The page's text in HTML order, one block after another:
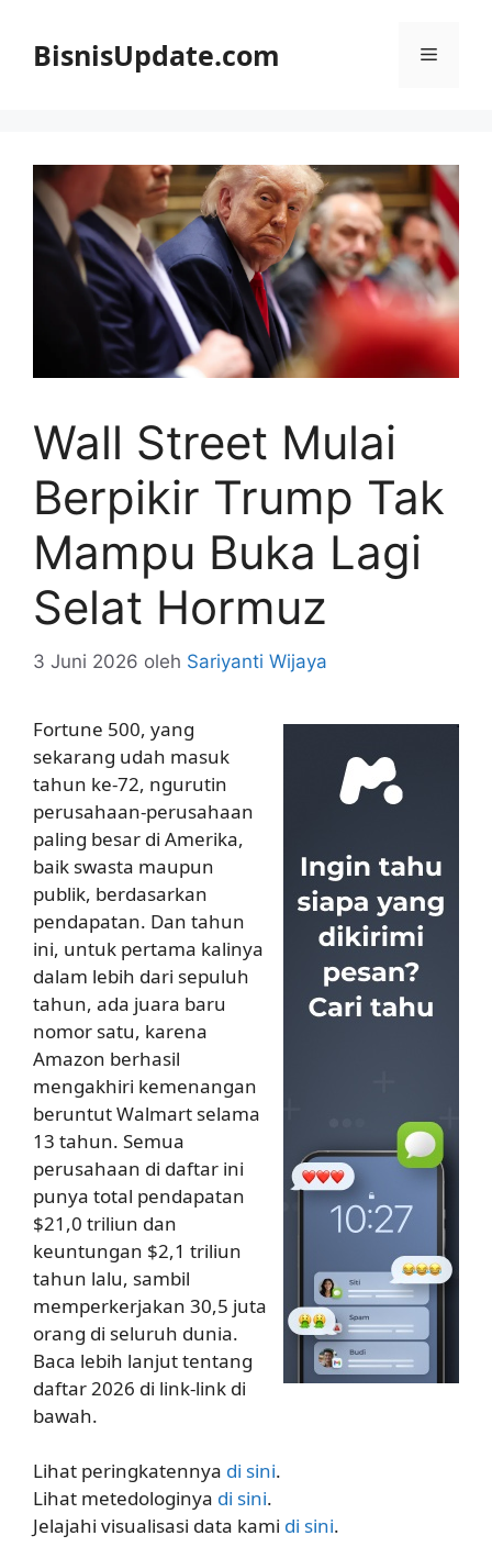
BisnisUpdate.com Menu
Wall Street Mulai
Berpikir Trump Tak
Mampu Buka Lagi
Selat Hormuz
3 Juni 2026 oleh Sariyanti Wijaya
Fortune 500, yang
sekarang udah masuk
tahun ke-72, ngurutin
perusahaan-perusahaan
paling besar di Amerika,
baik swasta maupun
publik, berdasarkan
pendapatan. Dan tahun
ini, untuk pertama kalinya
dalam lebih dari sepuluh
tahun, ada juara baru
nomor satu, karena
Amazon berhasil
mengakhiri kemenangan
beruntut Walmart selama
13 tahun. Semua
perusahaan di daftar ini
punya total pendapatan
$21,0 triliun dan
keuntungan $2,1 triliun
tahun lalu, sambil
memperkerjakan 30,5 juta
orang di seluruh dunia.
Baca lebih lanjut tentang
daftar 2026 di link-link di
bawah.
Lihat peringkatennya di sini.
Lihat metedologinya di sini.
Jelajahi visualisasi data kami di sini.